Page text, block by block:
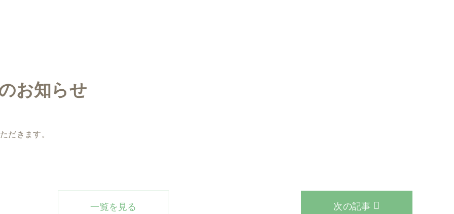
お知らせ
だきます。
一覧を見る 次の記事